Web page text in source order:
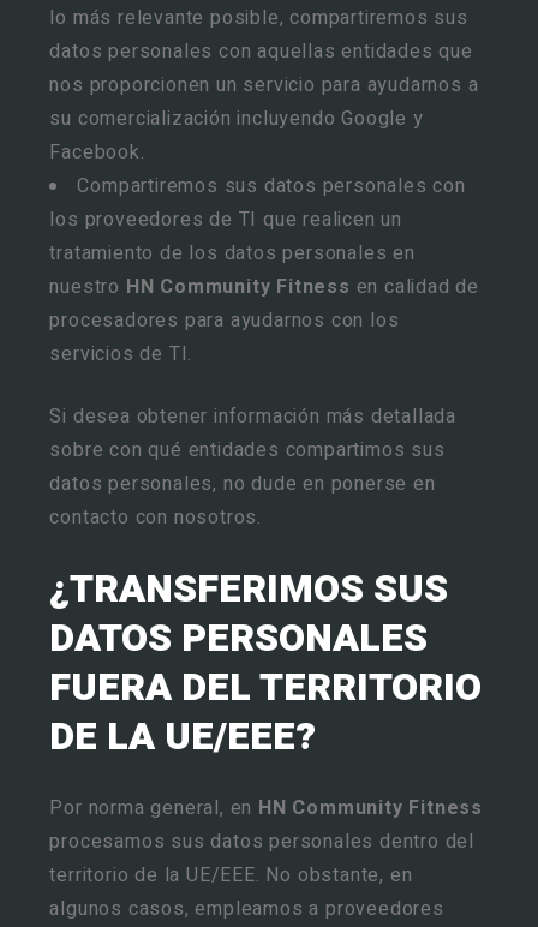
lo más relevante posible, compartiremos sus
datos personales con aquellas entidades que
nos proporcionen un servicio para ayudarnos a
su comercialización incluyendo Google y
Facebook.
Compartiremos sus datos personales con
los proveedores de TI que realicen un
tratamiento de los datos personales en
nuestro HN Community Fitness en calidad de
procesadores para ayudarnos con los
servicios de TI.
Si desea obtener información más detallada
sobre con qué entidades compartimos sus
datos personales, no dude en ponerse en
contacto con nosotros.
¿TRANSFERIMOS SUS
DATOS PERSONALES
FUERA DEL TERRITORIO
DE LA UE/EEE?
Por norma general, en HN Community Fitness
procesamos sus datos personales dentro del
territorio de la UE/EEE. No obstante, en
algunos casos, empleamos a proveedores